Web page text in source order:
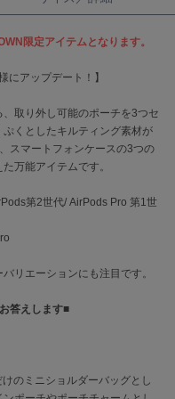
限定アイテムとなります。
にアップデート！】
取り外し可能のポーチを3つセ
くとしたキルティング素材が
スマートフォンケースの3つの
万能アイテムです。
第2世代/ AirPods Pro 第1世
リエーションにも注目です。
答えします■
のミニショルダーバッグとし